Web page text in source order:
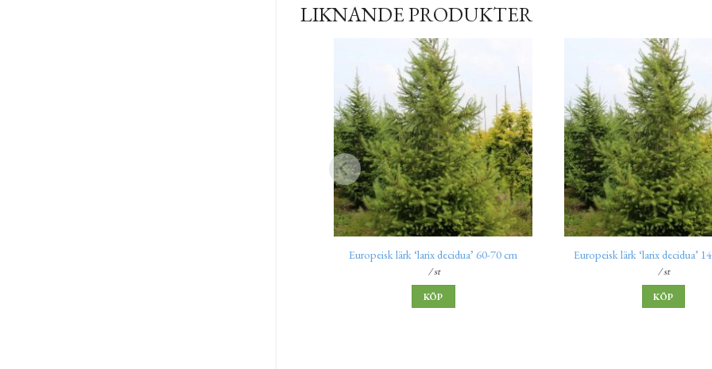
LIKNANDE PRODUKTER
Europeisk lärk ‘larix decidua’ 60-70 cm
/ st
KÖP
Europeisk lärk ‘larix decidua’
/ st
KÖP